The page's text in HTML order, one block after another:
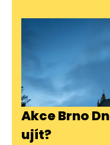
Akce Brno
ujít?